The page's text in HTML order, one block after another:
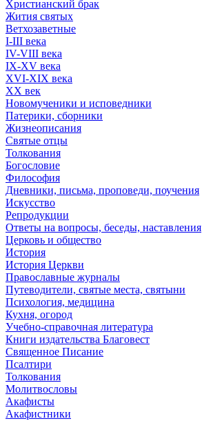
Христианский брак
Жития святых
Ветхозаветные
I-III века
IV-VIII века
IX-XV века
XVI-XIX века
XX век
Новомученики и исповедники
Патерики, сборники
Жизнеописания
Святые отцы
Толкования
Богословие
Философия
Дневники, письма, проповеди, поучения
Искусство
Репродукции
Ответы на вопросы, беседы, наставления
Церковь и общество
История
История Церкви
Православные журналы
Путеводители, святые места, святыни
Психология, медицина
Кухня, огород
Учебно-справочная литература
Книги издательства Благовест
Священное Писание
Псалтири
Толкования
Молитвословы
Акафисты
Акафистники